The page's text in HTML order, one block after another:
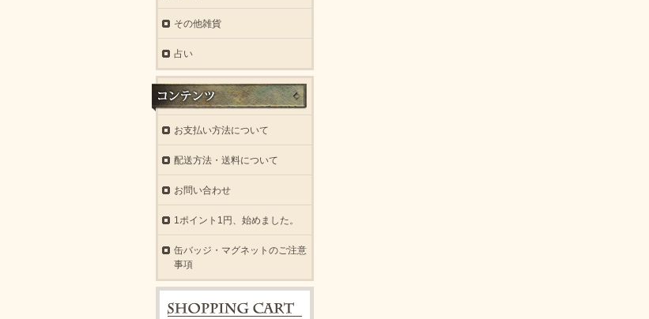
その他雑貨
占い
お支払い方法について
配送方法・送料について
お問い合わせ
1ポイント1円、始めました。
缶バッジ・マグネットのご注意
事項